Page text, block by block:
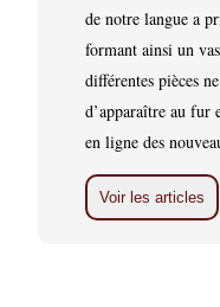
de notre langue a
formant ainsi un
différentes pièces
d’apparaître au fur
en ligne des
Voir les articles